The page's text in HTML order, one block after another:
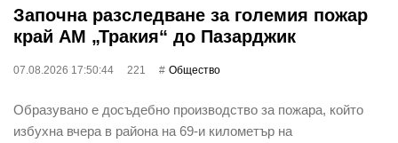
Започна разследване за големия пожар
край АМ „Тракия“ до Пазарджик
07.08.2026 17:50:44 221 Общество
Образувано е досъдебно производство за пожара, който
избухна вчера в района на 69-и километър на